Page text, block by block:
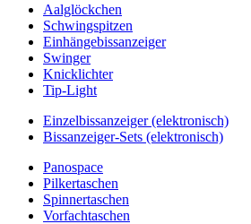
Aalglöckchen
Schwingspitzen
Einhängebissanzeiger
Swinger
Knicklichter
Tip-Light
Einzelbissanzeiger (elektronisch)
Bissanzeiger-Sets (elektronisch)
Panospace
Pilkertaschen
Spinnertaschen
Vorfachtaschen